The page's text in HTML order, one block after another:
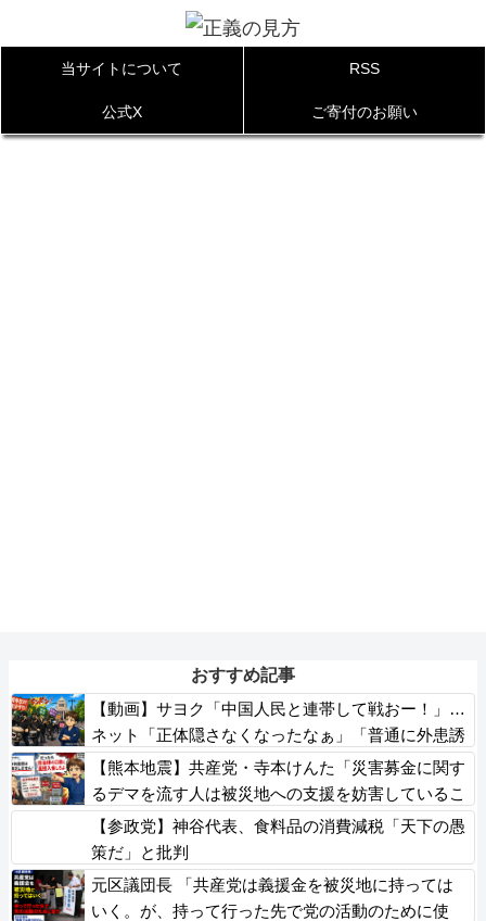
当サイトについて RSS
公式X ご寄付のお願い
おすすめ記事
【動画】サヨク「中国人民と連帯して戦おー！」…
ネット「正体隠さなくなったなぁ」「普通に外患誘
致じゃないのかな」
【熊本地震】共産党・寺本けんた「災害募金に関す
るデマを流す人は被災地への支援を妨害しているこ
とを自覚してください」 ネット「では熊本に直接
募金すればいいだけですね！」
【参政党】神谷代表、食料品の消費減税「天下の愚
策だ」と批判
元区議団長 「共産党は義援金を被災地に持っては
いく。が、持って行った先で党の活動のために使